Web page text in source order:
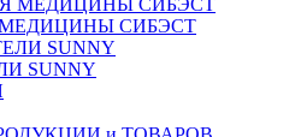
СИБЭСТ
SUNNY